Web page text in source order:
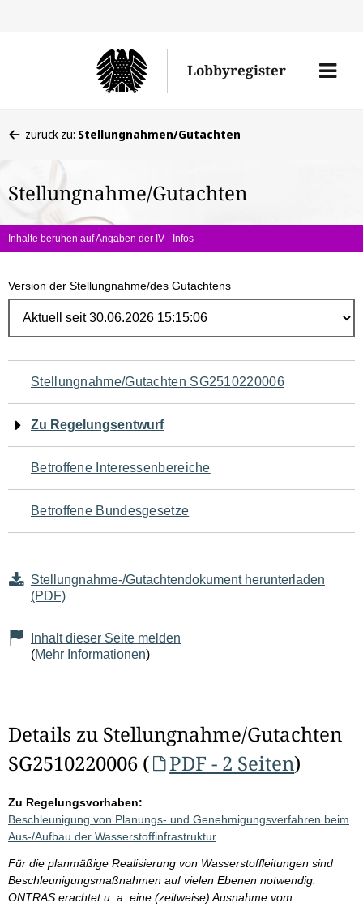
Lobbyregister
Menü
befinden
hier:
zurück zu: Stellungnahmen/Gutachten
Stellungnahme/Gutachten
Inhalte beruhen auf Angaben der IV - Infos
Version der Stellungnahme/des Gutachtens
Navigation
für
den
Seiteninhalt
Stellungnahme/Gutachten SG2510220006
Zu Regelungsentwurf
Betroffene Interessenbereiche
Betroffene Bundesgesetze
Stellungnahme-/Gutachtendokument herunterladen
(PDF)
Inhalt dieser Seite melden
(Mehr Informationen)
Details zu Stellungnahme/Gutachten
SG2510220006 (
PDF - 2 Seiten)
Zu Regelungsvorhaben:
Beschleunigung von Planungs- und Genehmigungsverfahren beim
Aus-/Aufbau der Wasserstoffinfrastruktur
Für die planmäßige Realisierung von Wasserstoffleitungen sind
Beschleunigungsmaßnahmen auf vielen Ebenen notwendig.
ONTRAS erachtet u. a. eine (zeitweise) Ausnahme vom